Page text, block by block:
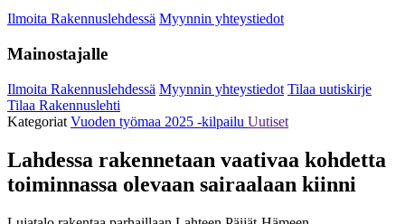
Ilmoita Rakennuslehdessä Myynnin yhteystiedot
Mainostajalle
Ilmoita Rakennuslehdessä Myynnin yhteystiedot Tilaa uutiskirje
Tilaa Rakennuslehti
Kategoriat Vuoden työmaa 2025 -kilpailu Uutiset
Lahdessa rakennetaan vaativaa kohdetta
toiminnassa olevaan sairaalaan kiinni